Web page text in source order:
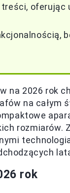
oferując
na 2026 rok
na całym
rozmiarów.
rok